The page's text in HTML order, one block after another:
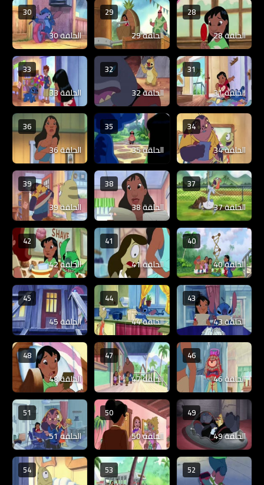
28
الحلقة 28
29
الحلقة 29
30
الحلقة 30
31
الحلقة 31
32
الحلقة 32
33
الحلقة 33
34
الحلقة 34
35
الحلقة 35
36
الحلقة 36
37
الحلقة 37
38
الحلقة 38
39
الحلقة 39
40
الحلقة 40
41
الحلقة 41
42
الحلقة 42
43
الحلقة 43
44
الحلقة 44
45
الحلقة 45
46
الحلقة 46
47
الحلقة 47
48
الحلقة 48
49
الحلقة 49
50
الحلقة 50
51
الحلقة 51
52
53
54